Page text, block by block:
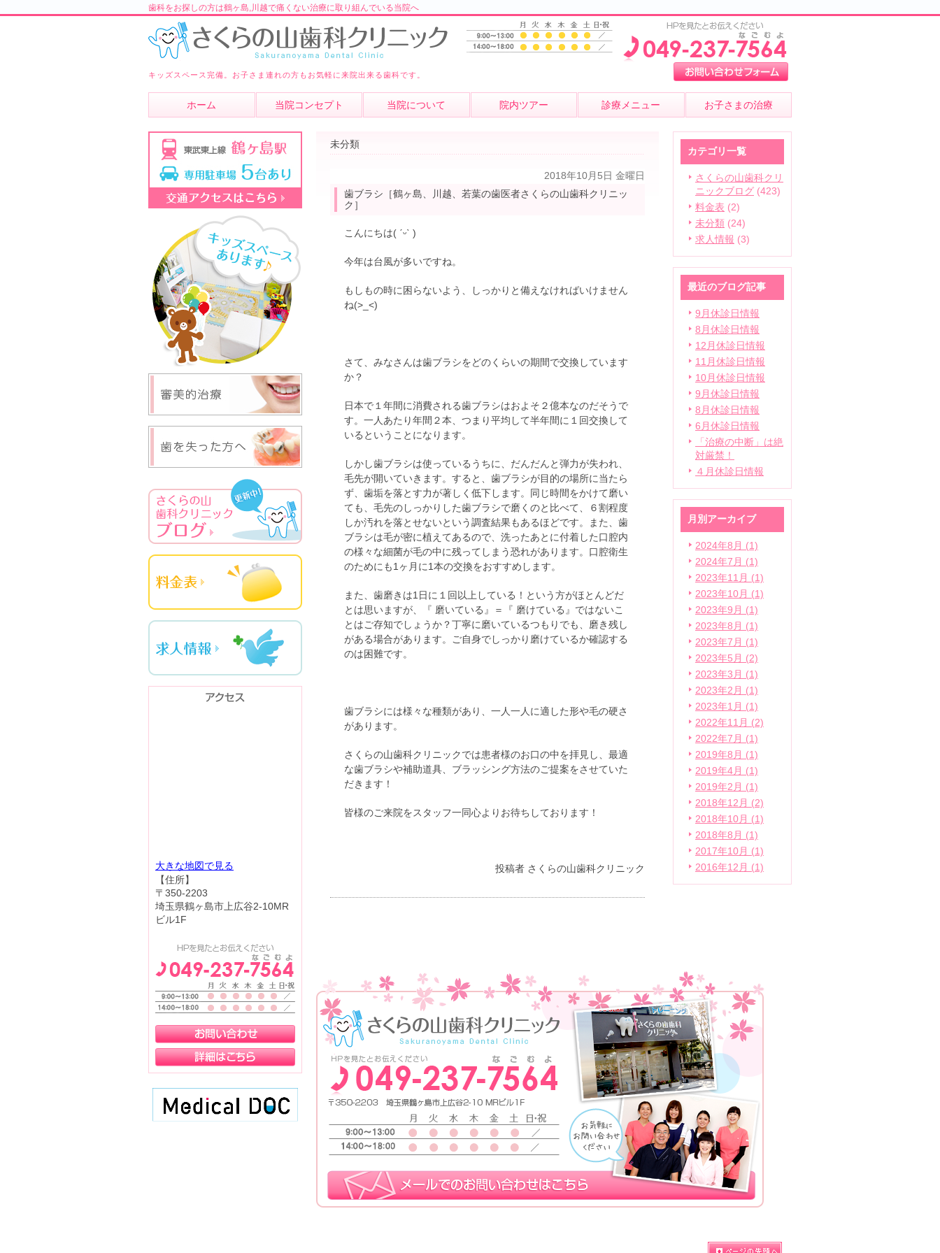
歯科をお探しの方は鶴ヶ島,川越で痛くない治療に取り組んでいる当院へ
キッズスペース完備。お子さま連れの方もお気軽に来院出来る歯科です。
ホーム 当院コンセプト 当院について 院内ツアー 診療メニュー お子さまの治療
未分類
2018年10月5日 金曜日
歯ブラシ［鶴ヶ島、川越、若葉の歯医者さくらの山歯科クリニッ
ク］
こんにちは( ˊᵕˋ )
今年は台風が多いですね。
もしもの時に困らないよう、しっかりと備えなければいけません
ね(>_<)
さて、みなさんは歯ブラシをどのくらいの期間で交換しています
か？
日本で１年間に消費される歯ブラシはおよそ２億本なのだそうで
す。一人あたり年間２本、つまり平均して半年間に１回交換して
いるということになります。
しかし歯ブラシは使っているうちに、だんだんと弾力が失われ、
毛先が開いていきます。すると、歯ブラシが目的の場所に当たら
ず、歯垢を落とす力が著しく低下します。同じ時間をかけて磨い
ても、毛先のしっかりした歯ブラシで磨くのと比べて、６割程度
しか汚れを落とせないという調査結果もあるほどです。また、歯
ブラシは毛が密に植えてあるので、洗ったあとに付着した口腔内
の様々な細菌が毛の中に残ってしまう恐れがあります。口腔衛生
のためにも1ヶ月に1本の交換をおすすめします。
また、歯磨きは1日に１回以上している！という方がほとんどだ
とは思いますが、『 磨いている』＝『 磨けている』ではないこ
とはご存知でしょうか？丁寧に磨いているつもりでも、磨き残し
がある場合があります。ご自身でしっかり磨けているか確認する
のは困難です。
歯ブラシには様々な種類があり、一人一人に適した形や毛の硬さ
があります。
さくらの山歯科クリニックでは患者様のお口の中を拝見し、最適
な歯ブラシや補助道具、ブラッシング方法のご提案をさせていた
だきます！
皆様のご来院をスタッフ一同心よりお待ちしております！
投稿者 さくらの山歯科クリニック
カテゴリ一覧
さくらの山歯科クリ
ニックブログ (423)
料金表 (2)
未分類 (24)
求人情報 (3)
最近のブログ記事
9月休診日情報
8月休診日情報
12月休診日情報
11月休診日情報
10月休診日情報
9月休診日情報
8月休診日情報
6月休診日情報
「治療の中断」は絶
対厳禁！
４月休診日情報
月別アーカイブ
2024年8月 (1)
2024年7月 (1)
2023年11月 (1)
2023年10月 (1)
2023年9月 (1)
2023年8月 (1)
2023年7月 (1)
2023年5月 (2)
2023年3月 (1)
2023年2月 (1)
2023年1月 (1)
2022年11月 (2)
2022年7月 (1)
2019年8月 (1)
2019年4月 (1)
2019年2月 (1)
2018年12月 (2)
2018年10月 (1)
2018年8月 (1)
2017年10月 (1)
2016年12月 (1)
大きな地図で見る
【住所】
〒350-2203
埼玉県鶴ヶ島市上広谷2-10MR
ビル1F